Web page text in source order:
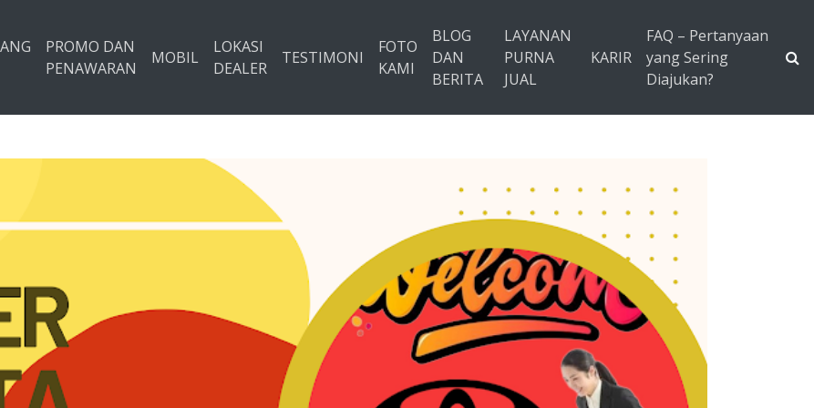
PROMO DAN
PENAWARAN
MOBIL
LOKASI
DEALER
TESTIMONI
FOTO
KAMI
BLOG
DAN
BERITA
LAYANAN
PURNA
JUAL
KARIR
FAQ – Pertanyaan
yang Sering
Diajukan?